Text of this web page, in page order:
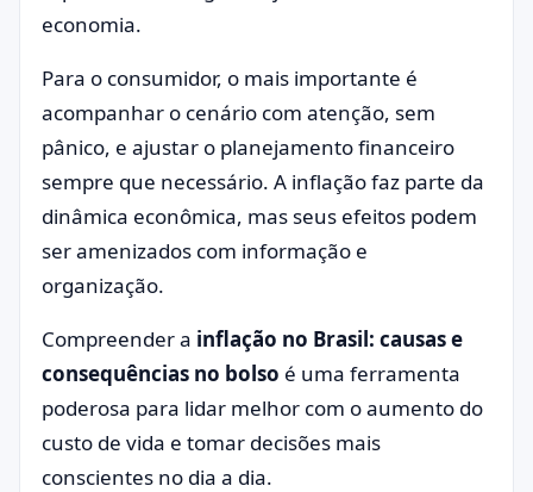
economia.
Para o consumidor, o mais importante é
acompanhar o cenário com atenção, sem
pânico, e ajustar o planejamento financeiro
sempre que necessário. A inflação faz parte da
dinâmica econômica, mas seus efeitos podem
ser amenizados com informação e
organização.
Compreender a inflação no Brasil: causas e
consequências no bolso é uma ferramenta
poderosa para lidar melhor com o aumento do
custo de vida e tomar decisões mais
conscientes no dia a dia.